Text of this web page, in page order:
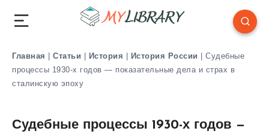
Главная | Статьи | История | История России | Судебные
процессы 1930-х годов — показательные дела и страх в
сталинскую эпоху
Судебные процессы 1930-х годов —